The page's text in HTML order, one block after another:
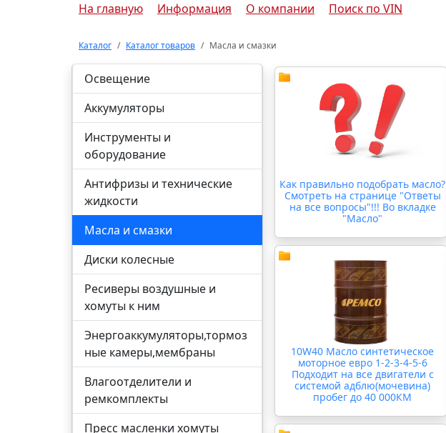
На главную Информация О компании Поиск по VIN
Каталог Каталог товаров Масла и смазки
Освещение
Аккумуляторы
Инструменты и
оборудование
Антифризы и технические
жидкости
Масла и смазки
Диски колесные
Ресиверы воздушные и
хомуты к ним
Энергоаккумуляторы,тормоз
ные камеры,мембраны
Влагоотделители и
ремкомплекты
Пресс масленки хомуты
Как правильно подобрать масло?
Смотреть на странице "Ответы
на все вопросы"!!! Во вкладке
"Масло"
10W40 Масло синтетическое
моторное евро 1-2-3-4-5-6
Подходит на все двигатели с
системой адблю(мочевина)
пробег до 40 000КМ